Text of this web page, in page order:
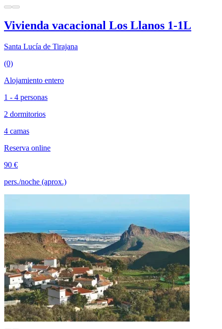
Vivienda vacacional Los Llanos 1-1L
Santa Lucía de Tirajana
(0)
Alojamiento entero
1 - 4 personas
2 dormitorios
4 camas
Reserva online
90 €
pers./noche (aprox.)